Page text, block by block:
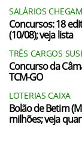
SALÁRIOS
Concursos: 18
(10/08); veja lista
TRÊS CARGOS
Concurso da
TCM-GO
LOTERIAS CAIXA
Bolão de Betim
milhões; veja